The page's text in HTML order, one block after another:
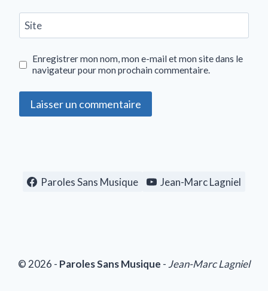
Site
Enregistrer mon nom, mon e-mail et mon site dans le
navigateur pour mon prochain commentaire.
Paroles Sans Musique Jean-Marc Lagniel
© 2026 - Paroles Sans Musique - Jean-Marc Lagniel